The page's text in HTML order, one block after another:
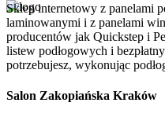
Sklep internetowy z panelami
laminowanymi i z panelami
producentów jak Quickstep i
listew podłogowych i
potrzebujesz, wykonując
Salon Zakopiańska Kraków